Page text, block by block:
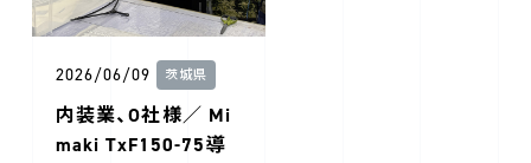
2026/06/09 茨城県
内装業、O社様／ Mi
maki TxF150-75導